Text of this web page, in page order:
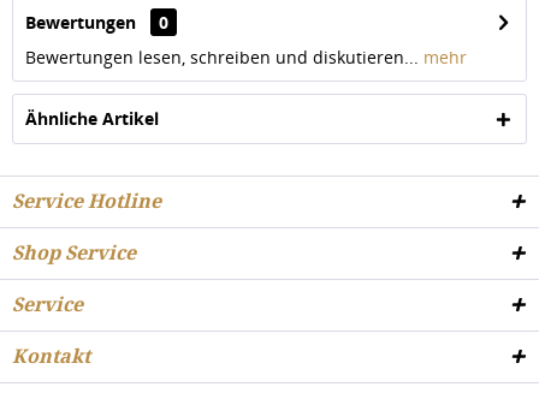
Bewertungen
0
Bewertungen lesen, schreiben und diskutieren... mehr
Ähnliche Artikel
Service Hotline
Shop Service
Service
Kontakt